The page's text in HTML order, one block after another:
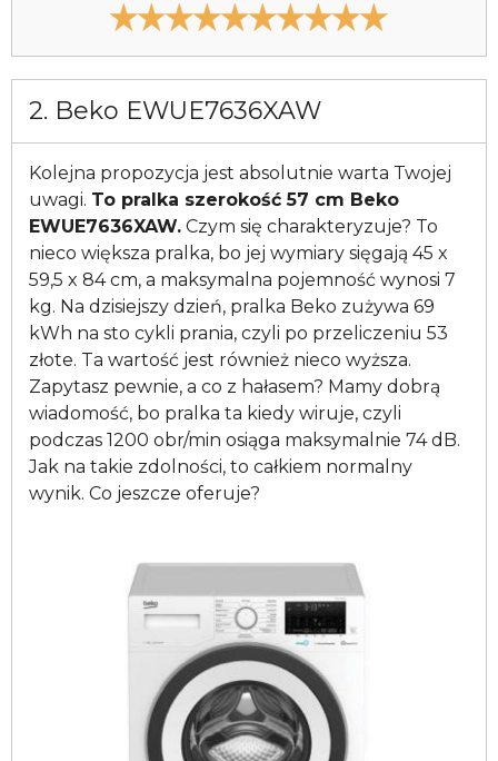
2. Beko EWUE7636XAW
Kolejna propozycja jest absolutnie warta Twojej
uwagi. To pralka szerokość 57 cm Beko
EWUE7636XAW. Czym się charakteryzuje? To
nieco większa pralka, bo jej wymiary sięgają 45 x
59,5 x 84 cm, a maksymalna pojemność wynosi 7
kg. Na dzisiejszy dzień, pralka Beko zużywa 69
kWh na sto cykli prania, czyli po przeliczeniu 53
złote. Ta wartość jest również nieco wyższa.
Zapytasz pewnie, a co z hałasem? Mamy dobrą
wiadomość, bo pralka ta kiedy wiruje, czyli
podczas 1200 obr/min osiąga maksymalnie 74 dB.
Jak na takie zdolności, to całkiem normalny
wynik. Co jeszcze oferuje?